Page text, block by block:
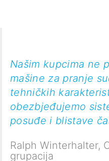
Našim kupcima ne
mašine za pranje
tehničkih
obezbjeđujemo
posuđe i blistave
Ralph Winterhalter,
grupacija